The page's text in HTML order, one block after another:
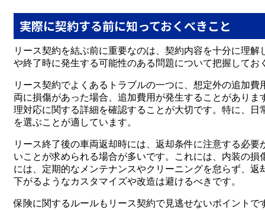
実際に契約する前に知っておくべきこと
リース契約を結ぶ前に重要なのは、契約内容を十分に理
や終了時に発生する可能性のある問題について把握してお
リース契約でよくあるトラブルの一つに、想定外の追加
両に損傷があった場合、追加費用が発生することがあり
理対応に関する詳細を確認することが大切です。特に、
を選ぶことが適しています。
リース終了後の車両返却時には、返却条件に注意する必
いことが求められる場合が多いです。これには、内装の
には、定期的なメンテナンスやクリーニングを怠らず、
下がるようなカスタマイズや改造は避けるべきです。
保険に関するルールもリース契約で見逃せないポイント